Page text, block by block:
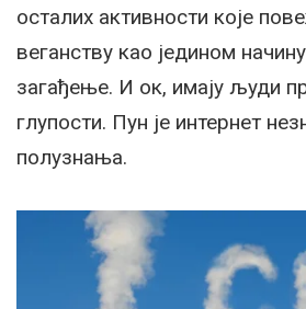
осталих активности које
веганству као једином
загађење. И ок, имају људи
глупости. Пун је интернет
полузнања.